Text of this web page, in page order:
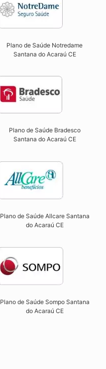
Plano de Saúde Notredame
Santana do Acaraú CE​
Plano de Saúde Bradesco
Santana do Acaraú CE
Plano de Saúde Allcare Santana
do Acaraú CE​
Plano de Saúde Sompo Santana
do Acaraú CE​